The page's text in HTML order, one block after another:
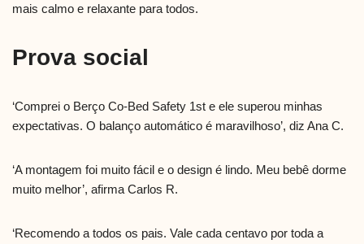
mais calmo e relaxante para todos.
Prova social
‘Comprei o Berço Co-Bed Safety 1st e ele superou minhas
expectativas. O balanço automático é maravilhoso’, diz Ana C.
‘A montagem foi muito fácil e o design é lindo. Meu bebê dorme
muito melhor’, afirma Carlos R.
‘Recomendo a todos os pais. Vale cada centavo por toda a